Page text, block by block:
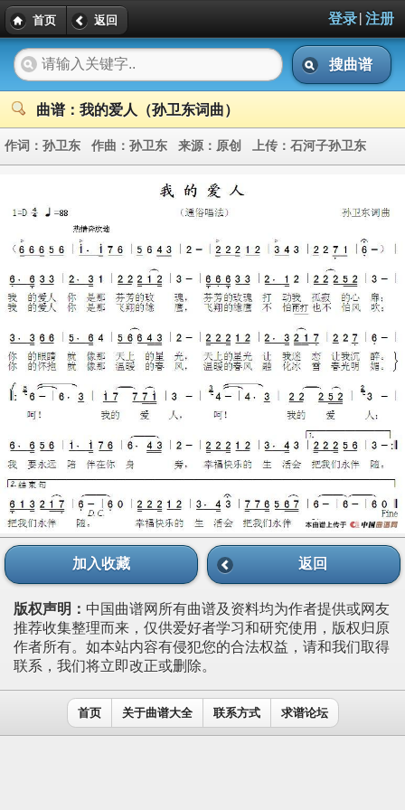
首页 返回 登录| 注册
搜曲谱
曲谱：我的爱人（孙卫东词曲）
作词： 孙卫东 作曲： 孙卫东 来源： 原创 上传： 石河子孙卫东
加入收藏 返回
版权声明： 中国曲谱网所有曲谱及资料均为作者提供或网友
推荐收集整理而来，仅供爱好者学习和研究使用，版权归原
作者所有。如本站内容有侵犯您的合法权益，请和我们取得
联系，我们将立即改正或删除。
首页 关于曲谱大全 联系方式 求谱论坛